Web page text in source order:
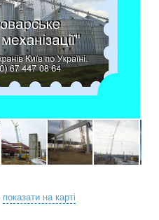
показати на карті